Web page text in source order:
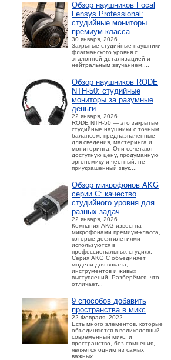
Обзор наушников Focal
Lensys Professional:
студийные мониторы
премиум‑класса
30 января, 2026
Закрытые студийные наушники
флагманского уровня с
эталонной детализацией и
нейтральным звучанием....
Обзор наушников RODE
NTH-50: студийные
мониторы за разумные
деньги
22 января, 2026
RODE NTH-50 — это закрытые
студийные наушники с точным
балансом, предназначенные
для сведения, мастеринга и
мониторинга. Они сочетают
доступную цену, продуманную
эргономику и честный, не
приукрашенный звук....
Обзор микрофонов AKG
серии C: качество
студийного уровня для
разных задач
22 января, 2026
Компания AKG известна
микрофонами премиум-класса,
которые десятилетиями
используются в
профессиональных студиях.
Серия AKG C объединяет
модели для вокала,
инструментов и живых
выступлений. Разберёмся, что
отличает...
9 способов добавить
пространства в микс
22 Февраля, 2022
Есть много элементов, которые
объединяются в великолепный
современный микс, и
пространство, без сомнения,
является одним из самых
важных....